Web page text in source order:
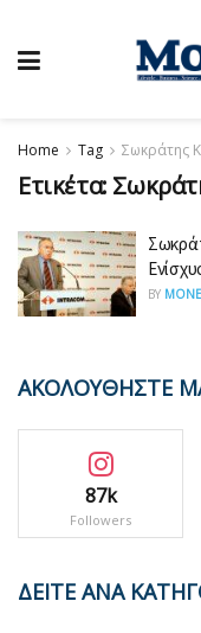
Home Tag Σωκράτης
Ετικέτα:
BY
ΑΚΟΛΟΥΘΗΣΤΕ
87k
Followers
ΔΕΙΤΕ ΑΝΑ